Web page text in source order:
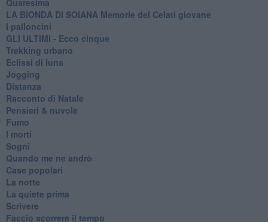
LA BIONDA DI SOIANA Memorie del Celati giovane
I palloncini
GLI ULTIMI - Ecco cinque
Trekking urbano
Eclissi di luna
Jogging
Distanza
Racconto di Natale
Pensieri & nuvole
Fumo
I morti
Sogni
Quando me ne andrò
Case popolari
La notte
La quiete prima
Scrivere
Faccio scorrere il tempo